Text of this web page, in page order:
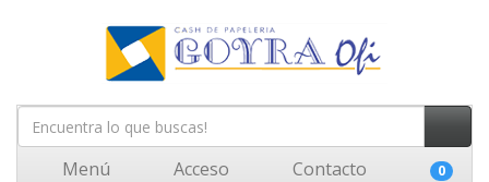
Menú Acceso Contacto 0